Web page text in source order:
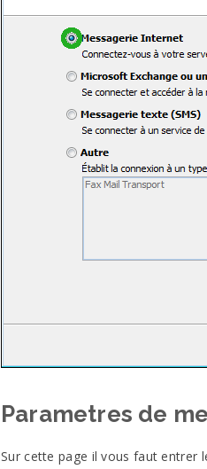
Parametres de
Sur cette page il vous faut entrer